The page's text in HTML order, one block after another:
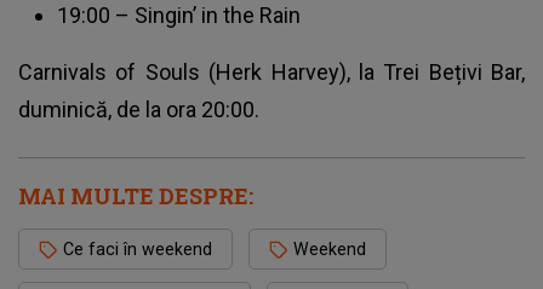
19:00 – Singin’ in the Rain
Carnivals of Souls (Herk Harvey), la Trei Bețivi Bar,
duminică, de la ora 20:00.
MAI MULTE DESPRE:
Ce faci în weekend Weekend